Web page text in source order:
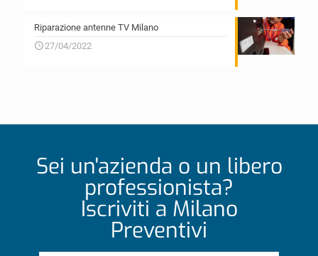
Riparazione antenne TV Milano
27/04/2022
Sei un'azienda o un libero
professionista?
Iscriviti a Milano
Preventivi